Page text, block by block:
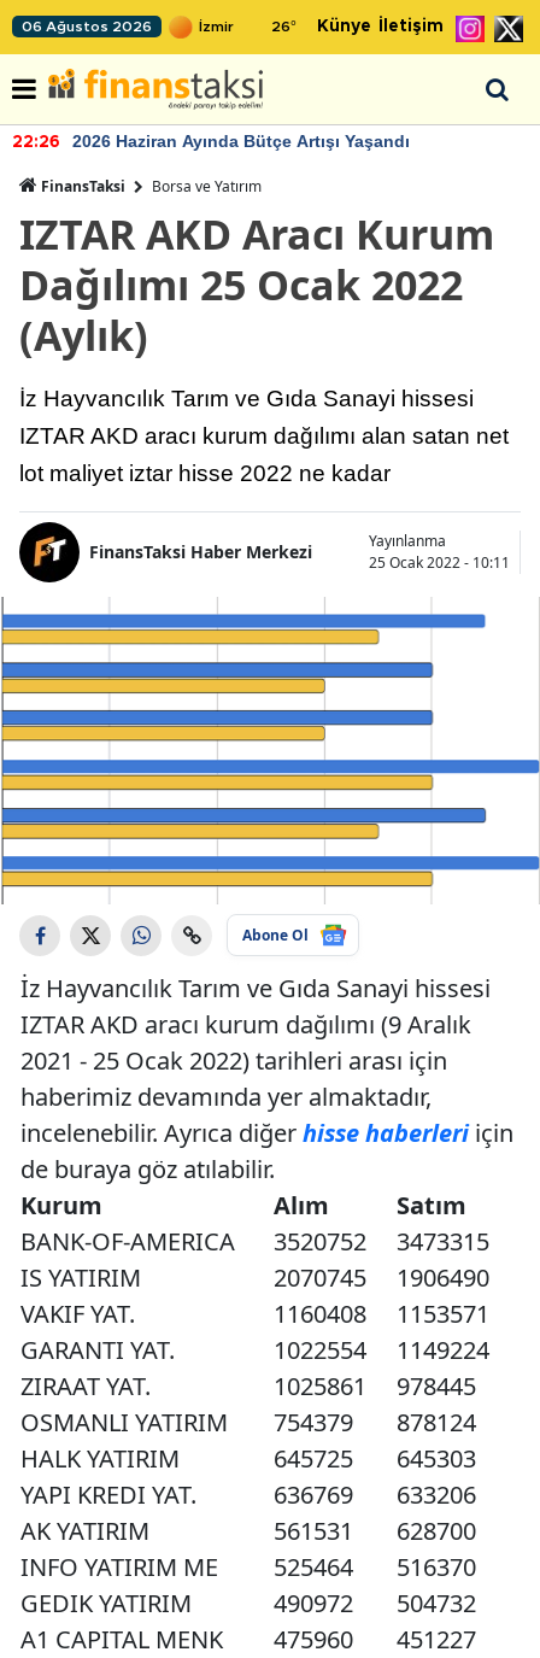
06 Ağustos 2026 26° Künye İletişim
22:26 2026 Haziran Ayında Bütçe Artışı Yaşandı
FinansTaksi Borsa ve Yatırım
IZTAR AKD Aracı Kurum
Dağılımı 25 Ocak 2022
(Aylık)
İz Hayvancılık Tarım ve Gıda Sanayi hissesi
IZTAR AKD aracı kurum dağılımı alan satan net
lot maliyet iztar hisse 2022 ne kadar
FinansTaksi Haber Merkezi
Yayınlanma
25 Ocak 2022 - 10:11
Abone Ol
İz Hayvancılık Tarım ve Gıda Sanayi hissesi
IZTAR AKD aracı kurum dağılımı (9 Aralık
2021 - 25 Ocak 2022) tarihleri arası için
haberimiz devamında yer almaktadır,
incelenebilir. Ayrıca diğerhisse haberleriiçin
de buraya göz atılabilir.
Kurum
Alım
Satım
BANK-OF-AMERICA
3520752
3473315
IS YATIRIM
2070745
1906490
VAKIF YAT.
1160408
1153571
GARANTI YAT.
1022554
1149224
ZIRAAT YAT.
1025861
978445
OSMANLI YATIRIM
754379
878124
HALK YATIRIM
645725
645303
YAPI KREDI YAT.
636769
633206
AK YATIRIM
561531
628700
INFO YATIRIM ME
525464
516370
GEDIK YATIRIM
490972
504732
A1 CAPITAL MENK
475960
451227